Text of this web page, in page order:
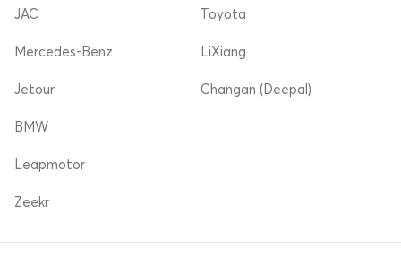
JAC
Mercedes-Benz
Jetour
Toyota
LiXiang
Changan (Deepal)
BMW
Leapmotor
Zeekr